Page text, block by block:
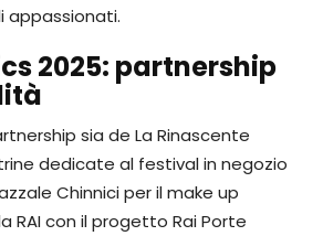
2025: partnership
sia de La Rinascente
dedicate al festival in negozio
Chinnici per il make up
RAI con il progetto Rai Porte